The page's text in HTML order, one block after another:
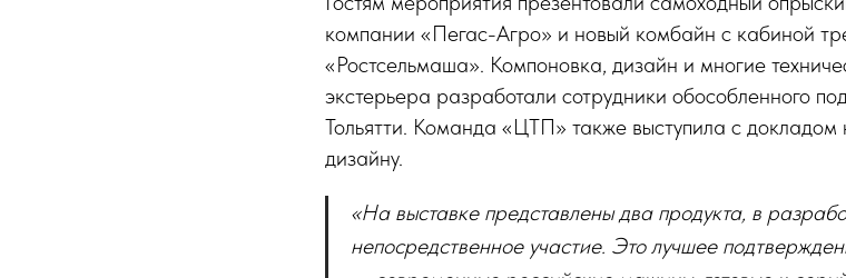
компании «Пегас-Агро» и новый комбайн с кабиной
«Ростсельмаша». Компоновка, дизайн и многие
экстерьера разработали сотрудники обособленного
Тольятти. Команда «ЦТП» также выступила с
дизайну.
«На выставке представлены два продукта, в
непосредственное участие. Это лучшее